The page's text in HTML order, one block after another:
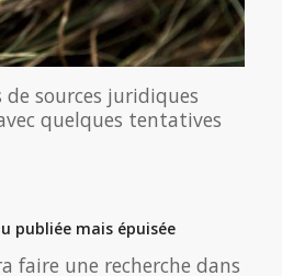
de sources juridiques
quelques tentatives
publiée mais épuisée
faire une recherche dans